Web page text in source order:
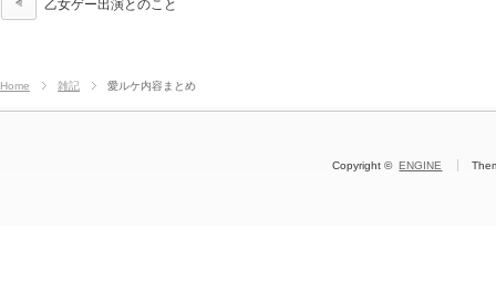
乙女ゲー出演とのこと
Home 雑記 愛ルケ内容まとめ
Copyright ©ENGINE